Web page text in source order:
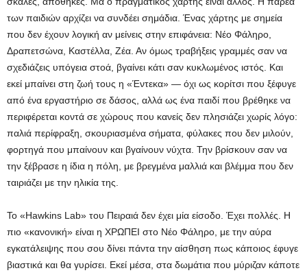
των παιδιών αρχίζει να συνδέει σημάδια. Ένας χάρτης με σημεία
που δεν έχουν λογική αν μείνεις στην επιφάνεια: Νέο Φάληρο,
Δραπετσώνα, Καστέλλα, Ζέα. Αν όμως τραβήξεις γραμμές σαν να
σχεδιάζεις υπόγεια στοά, βγαίνει κάτι σαν κυκλωμένος ιστός. Και
εκεί μπαίνει στη ζωή τους η «Έντεκα» — όχι ως κορίτσι που ξέφυγε
από ένα εργαστήριο σε δάσος, αλλά ως ένα παιδί που βρέθηκε να
περιφέρεται κοντά σε χώρους που κανείς δεν πλησιάζει χωρίς λόγο:
παλιά περίφραξη, σκουριασμένα σήματα, φύλακες που δεν μιλούν,
φορτηγά που μπαίνουν και βγαίνουν νύχτα. Την βρίσκουν σαν να
την ξέβρασε η ίδια η πόλη, με βρεγμένα μαλλιά και βλέμμα που δεν
ταιριάζει με την ηλικία της.
Το «Hawkins Lab» του Πειραιά δεν έχει μία είσοδο. Έχει πολλές. Η
πιο «κανονική» είναι η ΧΡΩΠΕΙ στο Νέο Φάληρο, με την αύρα
εγκατάλειψης που σου δίνει πάντα την αίσθηση πως κάποιος έφυγε
βιαστικά και θα γυρίσει. Εκεί μέσα, στα δωμάτια που μύριζαν κάποτε